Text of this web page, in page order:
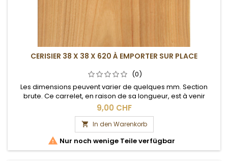
CERISIER 38 X 38 X 620 À EMPORTER SUR PLACE
(0)
Les dimensions peuvent varier de quelques mm. Section
brute. Ce carrelet, en raison de sa longueur, est à venir
chercher sur place.
9,00 CHF
 In den Warenkorb
 Nur noch wenige Teile verfügbar